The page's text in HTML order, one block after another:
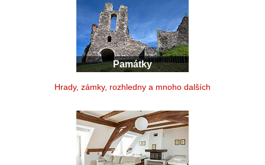
Památky
Hrady, zámky, rozhledny a mnoho dalších